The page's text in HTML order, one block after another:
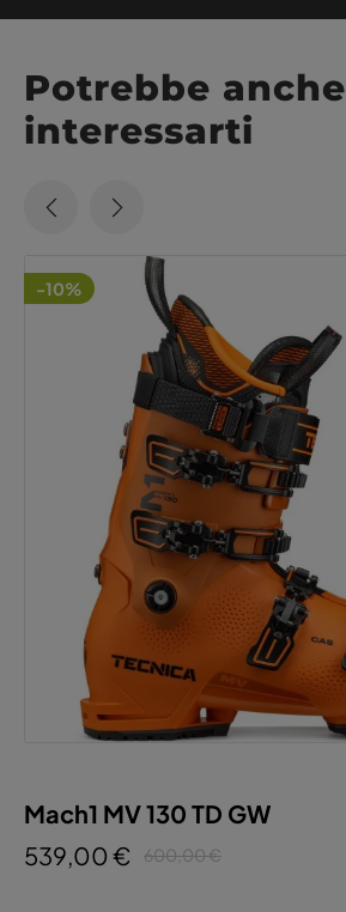
Potrebbe anche
interessarti
-10%
Mach1 MV 130 TD GW
539,00 €
600,00 €